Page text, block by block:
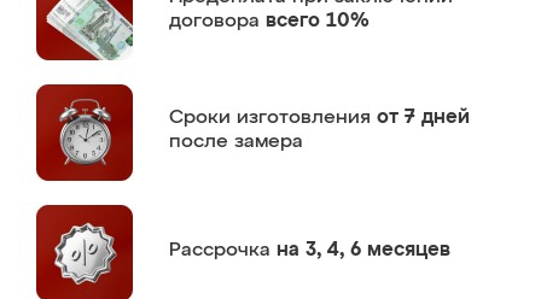
договора всего 10%
Сроки изготовления от 7 дней
после замера
Рассрочка на 3, 4, 6 месяцев